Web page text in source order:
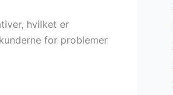
hvilket er
for problemer